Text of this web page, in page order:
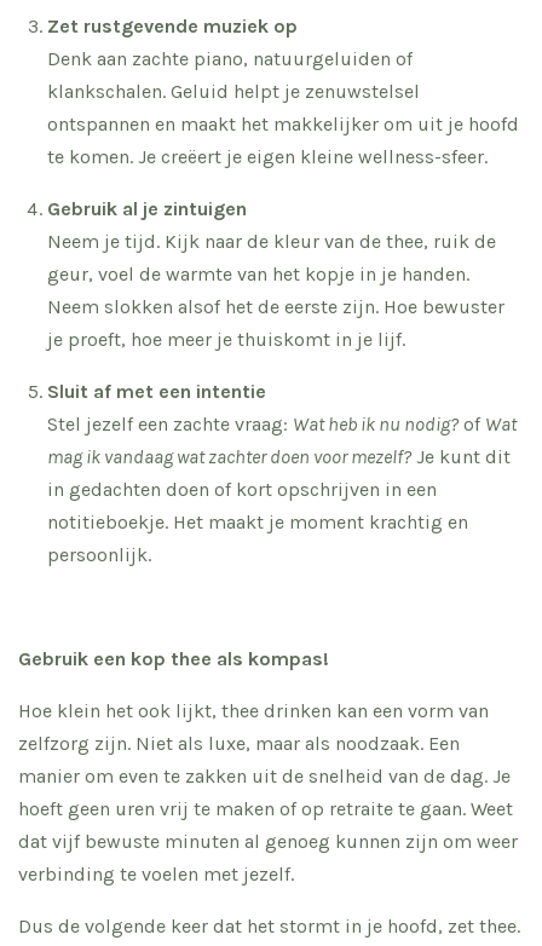
Zet rustgevende muziek op
Denk aan zachte piano, natuurgeluiden of
klankschalen. Geluid helpt je zenuwstelsel
ontspannen en maakt het makkelijker om uit je hoofd
te komen. Je creëert je eigen kleine wellness-sfeer.
Gebruik al je zintuigen
Neem je tijd. Kijk naar de kleur van de thee, ruik de
geur, voel de warmte van het kopje in je handen.
Neem slokken alsof het de eerste zijn. Hoe bewuster
je proeft, hoe meer je thuiskomt in je lijf.
Sluit af met een intentie
Stel jezelf een zachte vraag: Wat heb ik nu nodig?of Wat
mag ik vandaag wat zachter doen voor mezelf?Je kunt dit
in gedachten doen of kort opschrijven in een
notitieboekje. Het maakt je moment krachtig en
persoonlijk.
Gebruik een kop thee als kompas!
Hoe klein het ook lijkt, thee drinken kan een vorm van
zelfzorg zijn. Niet als luxe, maar als noodzaak. Een
manier om even te zakken uit de snelheid van de dag. Je
hoeft geen uren vrij te maken of op retraite te gaan. Weet
dat vijf bewuste minuten al genoeg kunnen zijn om weer
verbinding te voelen met jezelf.
Dus de volgende keer dat het stormt in je hoofd, zet thee.